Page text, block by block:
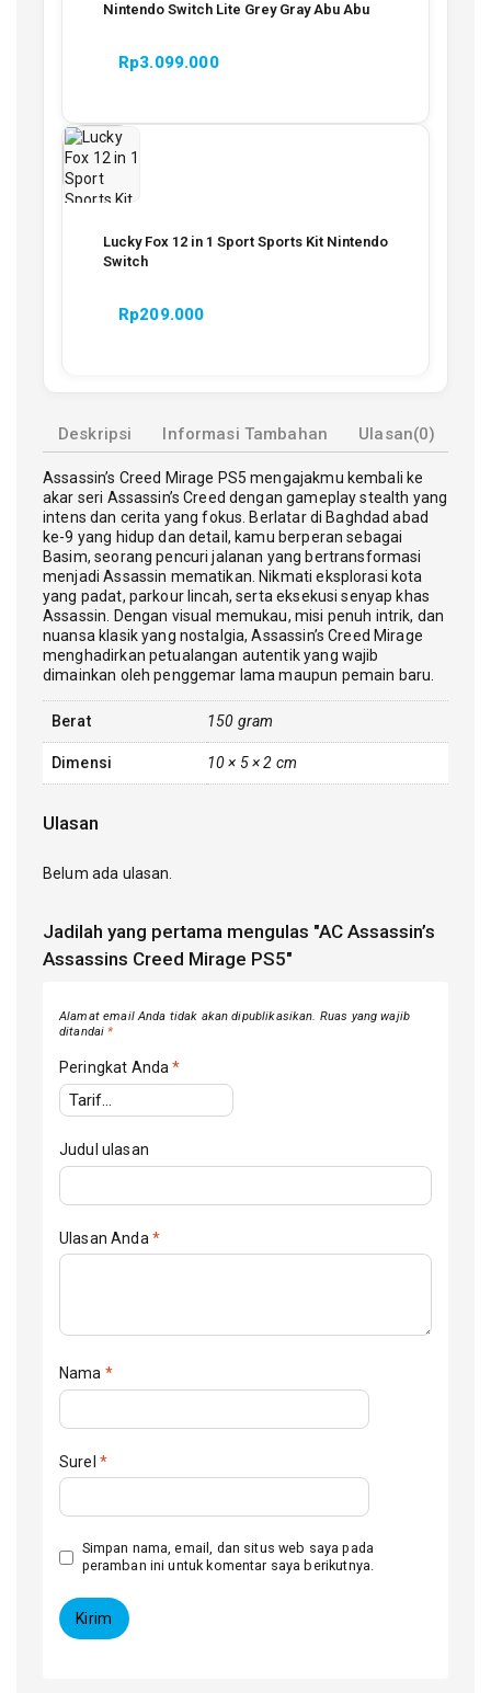
Nintendo Switch Lite Grey Gray Abu Abu
Rp3.099.000
Lucky Fox 12 in 1 Sport Sports Kit Nintendo
Switch
Rp209.000
Deskripsi Informasi Tambahan Ulasan(0)
Assassin’s Creed Mirage PS5 mengajakmu kembali ke
akar seri Assassin’s Creed dengan gameplay stealth yang
intens dan cerita yang fokus. Berlatar di Baghdad abad
ke-9 yang hidup dan detail, kamu berperan sebagai
Basim, seorang pencuri jalanan yang bertransformasi
menjadi Assassin mematikan. Nikmati eksplorasi kota
yang padat, parkour lincah, serta eksekusi senyap khas
Assassin. Dengan visual memukau, misi penuh intrik, dan
nuansa klasik yang nostalgia, Assassin’s Creed Mirage
menghadirkan petualangan autentik yang wajib
dimainkan oleh penggemar lama maupun pemain baru.
Berat 150 gram
Dimensi 10 × 5 × 2 cm
Ulasan
Belum ada ulasan.
Jadilah yang pertama mengulas "AC Assassin’s
Assassins Creed Mirage PS5"
Alamat email Anda tidak akan dipublikasikan. Ruas yang wajib
ditandai*
Peringkat Anda*
Judul ulasan
Ulasan Anda *
Nama *
Surel *
Simpan nama, email, dan situs web saya pada
peramban ini untuk komentar saya berikutnya.